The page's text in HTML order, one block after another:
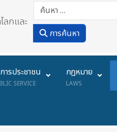
ลกและ
การค้นหา
ารประชาชน
SERVICE
กฎหมาย
LAWS